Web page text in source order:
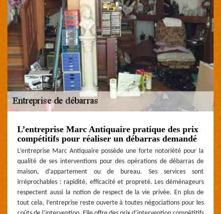
L’entreprise Marc Antiquaire pratique des prix
compétitifs pour réaliser un débarras demandé
L’entreprise Marc Antiquaire possède une forte notoriété pour la
qualité de ses interventions pour des opérations de débarras de
maison, d’appartement ou de bureau. Ses services sont
irréprochables : rapidité, efficacité et propreté. Les déménageurs
respectent aussi la notion de respect de la vie privée. En plus de
tout cela, l’entreprise reste ouverte à toutes négociations pour les